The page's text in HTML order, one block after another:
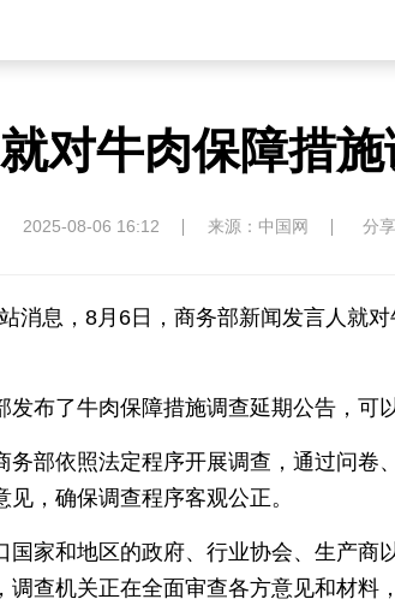
对牛肉保障措
2025-08-06 16:12 来源：中国网 分
消息，8月6日，商务部新闻发言人就
布了牛肉保障措施调查延期公告，可
务部依照法定程序开展调查，通过问卷
，确保调查程序客观公正。
国家和地区的政府、行业协会、生产商
查机关正在全面审查各方意见和材料